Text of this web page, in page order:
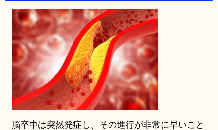
脳卒中は突然発症し、その進行が非常に早いこと